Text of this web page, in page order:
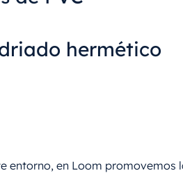
entorno, en Loom promovemos
hermético